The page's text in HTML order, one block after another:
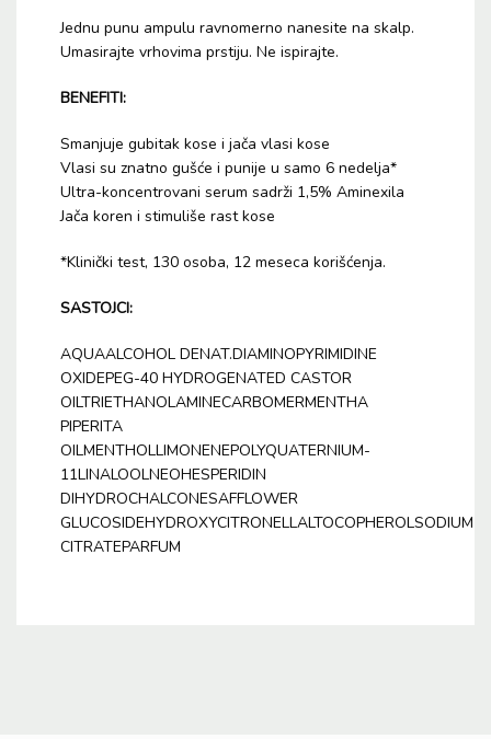
Jednu punu ampulu ravnomerno nanesite na skalp.
Umasirajte vrhovima prstiju. Ne ispirajte.
BENEFITI:
Smanjuje gubitak kose i jača vlasi kose
Vlasi su znatno gušće i punije u samo 6 nedelja*
Ultra-koncentrovani serum sadrži 1,5% Aminexila
Jača koren i stimuliše rast kose
*Klinički test, 130 osoba, 12 meseca korišćenja.
SASTOJCI:
AQUAALCOHOL DENAT.DIAMINOPYRIMIDINE
OXIDEPEG-40 HYDROGENATED CASTOR
OILTRIETHANOLAMINECARBOMERMENTHA
PIPERITA
OILMENTHOLLIMONENEPOLYQUATERNIUM-
11LINALOOLNEOHESPERIDIN
DIHYDROCHALCONESAFFLOWER
GLUCOSIDEHYDROXYCITRONELLALTOCOPHEROLSODIUM
CITRATEPARFUM